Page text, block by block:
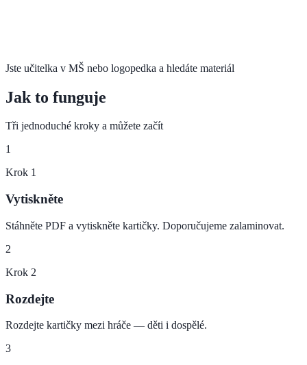
Jste učitelka v MŠ nebo logopedka a hledáte materiál
Jak to funguje
Tři jednoduché kroky a můžete začít
1
Krok 1
Vytiskněte
Stáhněte PDF a vytiskněte kartičky. Doporučujeme zalaminovat.
2
Krok 2
Rozdejte
Rozdejte kartičky mezi hráče — děti i dospělé.
3